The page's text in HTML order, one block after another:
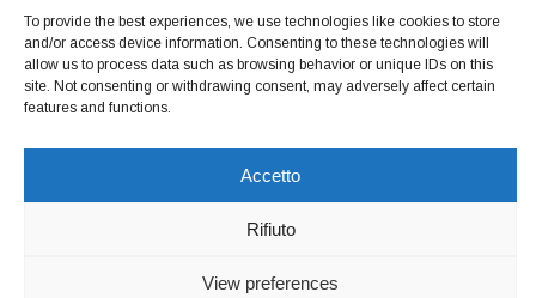
To provide the best experiences, we use technologies like cookies to store
and/or access device information. Consenting to these technologies will
allow us to process data such as browsing behavior or unique IDs on this
site. Not consenting or withdrawing consent, may adversely affect certain
features and functions.
Accetto
Rifiuto
View preferences
Novembre 2020
Ottobre 2020 Segui su Instagram
Copyright © 2026. All rights reserved.Privacy Policy-